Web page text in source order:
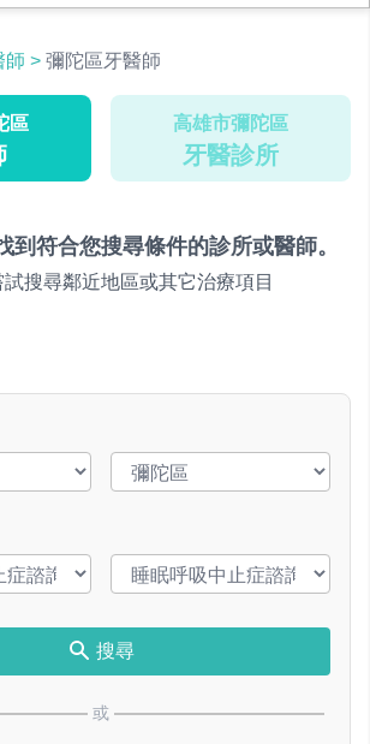
師 > 彌陀區牙醫師
區 高雄市彌陀區
牙醫診所
到符合您搜尋條件的診所或醫師。
搜尋鄰近地區或其它治療項目
搜尋
或